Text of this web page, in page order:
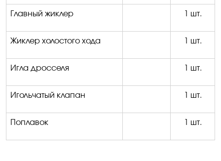
Главный жиклер 1 шт.
Жиклер холостого хода 1 шт.
Игла дросселя 1 шт.
Игольчатый клапан 1 шт.
Поплавок 1 шт.